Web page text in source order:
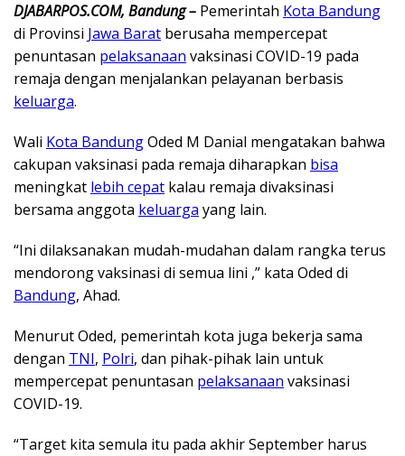
DJABARPOS.COM, Bandung – Pemerintah Kota Bandung
di Provinsi Jawa Barat berusaha mempercepat
penuntasan pelaksanaan vaksinasi COVID-19 pada
remaja dengan menjalankan pelayanan berbasis
keluarga.
Wali Kota BandungOded M Danial mengatakan bahwa
cakupan vaksinasi pada remaja diharapkan bisa
meningkat lebih cepat kalau remaja divaksinasi
bersama anggota keluarga yang lain.
“Ini dilaksanakan mudah-mudahan dalam rangka terus
mendorong vaksinasi di semua lini ,” kata Oded di
Bandung, Ahad.
Menurut Oded, pemerintah kota juga bekerja sama
dengan TNI, Polri, dan pihak-pihak lain untuk
mempercepat penuntasan pelaksanaan vaksinasi
COVID-19.
“Target kita semula itu pada akhir September harus